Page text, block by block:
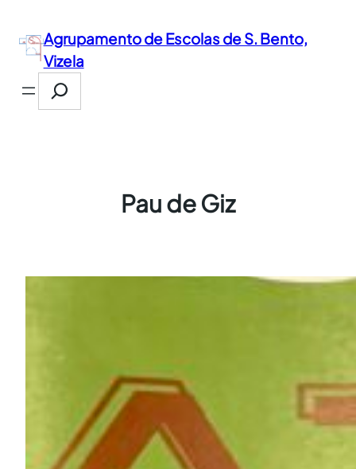
para
conteúdo
Agrupamento de Escolas de S. Bento,
Vizela
Search
Pau de Giz